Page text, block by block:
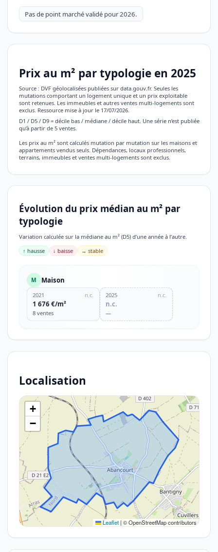
Pas de point marché validé pour 2026.
Prix au m² par typologie en 2025
Source : DVF géolocalisées publiées sur data.gouv.fr. Seules les
mutations comportant un logement unique et un prix exploitable
sont retenues. Les immeubles et autres ventes multi-logements sont
exclus. Ressource mise à jour le 17/07/2026.
D1 / D5 / D9 = décile bas / médiane / décile haut. Une série n’est publiée
qu’à partir de 5 ventes.
Les prix au m² sont calculés mutation par mutation sur les maisons et
appartements vendus seuls. Dépendances, locaux professionnels,
terrains, immeubles et ventes multi-logements sont exclus.
Évolution du prix médian au m² par
typologie
Variation calculée sur la médiane au m² (D5) d’une année à l’autre.
↑ hausse
↓ baisse → stable
M Maison
2021 n.c.
1 676 €/m²
8 ventes
2025 n.c.
n.c.
—
Localisation
+
−
Leaflet | © OpenStreetMap contributors